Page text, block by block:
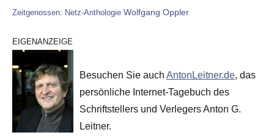
Zeitgenossen: Netz-Anthologie Wolfgang Oppler
EIGENANZEIGE
Besuchen Sie auch AntonLeitner.de, das
persönliche Internet-Tagebuch des
Schriftstellers und Verlegers Anton G.
Leitner.